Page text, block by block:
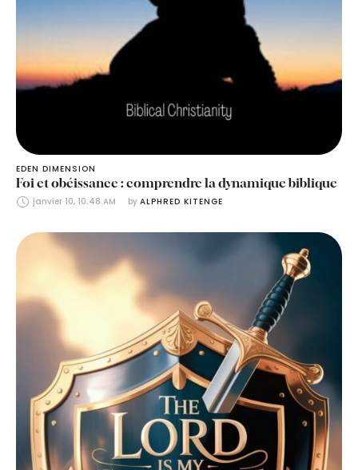
EDEN DIMENSION
Foi et obéissance : comprendre la dynamique biblique
janvier 10, 10:48 AM by ALPHRED KITENGE